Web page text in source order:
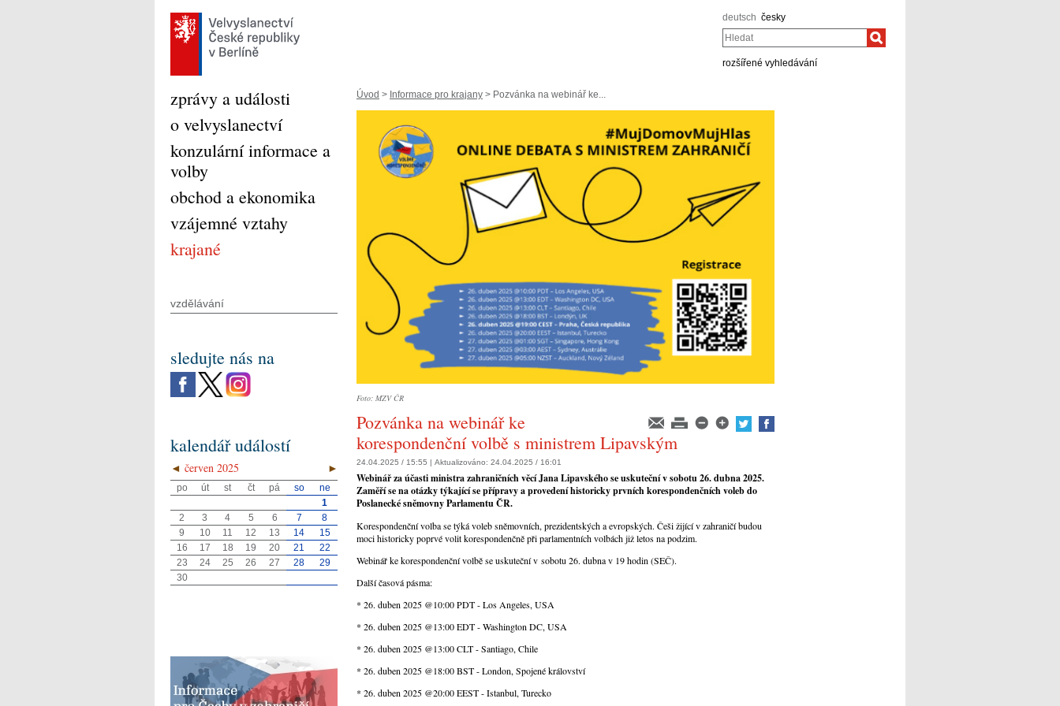
deutsch česky
Hledat
rozšířené vyhledávání
Úvod > Informace pro krajany > Pozvánka na webinář ke...
Foto: MZV ČR
Pozvánka na webinář ke
korespondenční volbě s ministrem Lipavským
24.04.2025 / 15:55 | Aktualizováno: 24.04.2025 / 16:01
Webinář za účasti ministra zahraničních věcí Jana Lipavského se uskuteční v sobotu 26. dubna 2025.
Zaměří se na otázky týkající se přípravy a provedení historicky prvních korespondenčních voleb do
Poslanecké sněmovny Parlamentu ČR.
Korespondenční volba se týká voleb sněmovních, prezidentských a evropských. Češi žijící v zahraničí budou
moci historicky poprvé volit korespondenčně při parlamentních volbách již letos na podzim.
Webinář ke korespondenční volbě se uskuteční v sobotu 26. dubna v 19 hodin (SEČ).
Další časová pásma:
* 26. duben 2025 @10:00 PDT - Los Angeles, USA
* 26. duben 2025 @13:00 EDT - Washington DC, USA
* 26. duben 2025 @13:00 CLT - Santiago, Chile
* 26. duben 2025 @18:00 BST - London, Spojené království
* 26. duben 2025 @20:00 EEST - Istanbul, Turecko
zprávy a události
o velvyslanectví
konzulární informace a
volby
obchod a ekonomika
vzájemné vztahy
krajané
vzdělávání
sledujte nás na
kalendář událostí
◄ ►
červen 2025
po út st čt pá so
ne
1
2
3 4 5 6 7
8
9
10 11 12 13 14
15
16
17 18 19 20 21
22
23
24 25 26 27 28
29
30